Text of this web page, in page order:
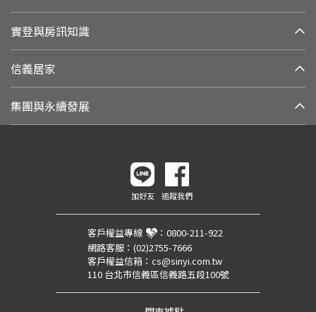
實登與房訊知識
信義居家
集團與永續發展
加好友 追蹤我們
客戶權益專線 ： 0800-211-922
網路客服： (02)2755-7666
客戶權益信箱： cs@sinyi.com.tw
110 台北市信義區信義路五段100號